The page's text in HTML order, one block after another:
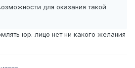
для оказания такой
юр. лицо нет ни какого желания